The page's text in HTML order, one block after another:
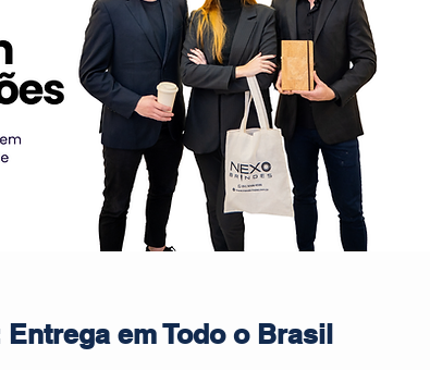
em Todo o Brasil